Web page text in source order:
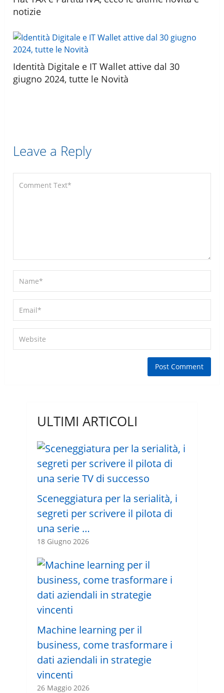
notizie
Identità Digitale e IT Wallet attive dal 30
giugno 2024, tutte le Novità
Leave a Reply
ULTIMI ARTICOLI
Sceneggiatura per la serialità, i
segreti per scrivere il pilota di
una serie …
18 Giugno 2026
Machine learning per il
business, come trasformare i
dati aziendali in strategie
vincenti
26 Maggio 2026